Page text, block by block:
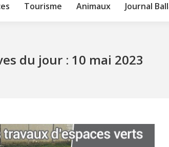
Tourisme Animaux Journal
du jour : 10 mai 2023